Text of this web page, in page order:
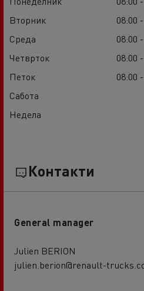
Вторник
08:00
Среда
08:00
Четврток
08:00
Петок
08:00
Сабота
Недела
Контакти
General manager
Julien BERION
julien.berion@renault-